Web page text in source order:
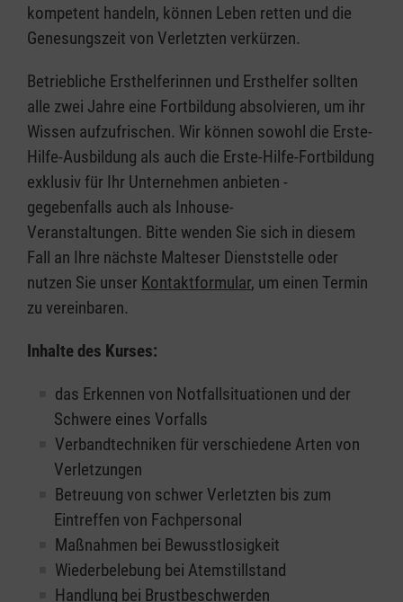
kompetent handeln, können Leben retten und die
Genesungszeit von Verletzten verkürzen.
Betriebliche Ersthelferinnen und Ersthelfer sollten
alle zwei Jahre eine Fortbildung absolvieren, um ihr
Wissen aufzufrischen. Wir können sowohl die Erste-
Hilfe-Ausbildung als auch die Erste-Hilfe-Fortbildung
exklusiv für Ihr Unternehmen anbieten -
gegebenfalls auch als Inhouse-
Veranstaltungen. Bitte wenden Sie sich in diesem
Fall an Ihre nächste Malteser Dienststelle oder
nutzen Sie unser Kontaktformular, um einen Termin
zu vereinbaren.
Inhalte des Kurses:
das Erkennen von Notfallsituationen und der
Schwere eines Vorfalls
Verbandtechniken für verschiedene Arten von
Verletzungen
Betreuung von schwer Verletzten bis zum
Eintreffen von Fachpersonal
Maßnahmen bei Bewusstlosigkeit
Wiederbelebung bei Atemstillstand
Handlung bei Brustbeschwerden